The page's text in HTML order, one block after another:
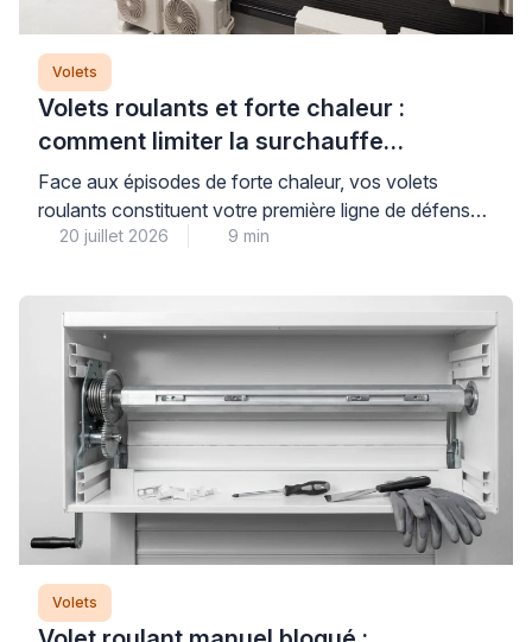
Volets
Volets roulants et forte chaleur :
comment limiter la surchauffe
efficacement
Face aux épisodes de forte chaleur, vos volets
roulants constituent votre première ligne de défense,
à condition de bien les choisir et de les utiliser
réellement performante repose sur trois piliers : des
équipements aux matériaux et couleurs adaptés, une
stratégie d’ouverture-fermeture maîtrisée, et souvent
l’association avec des protections […]
20 juillet 2026 9 min
Volets